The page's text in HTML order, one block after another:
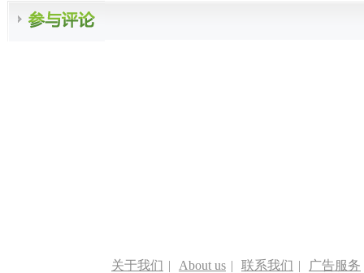
关于我们 | About us | 联系我们 | 广告服务